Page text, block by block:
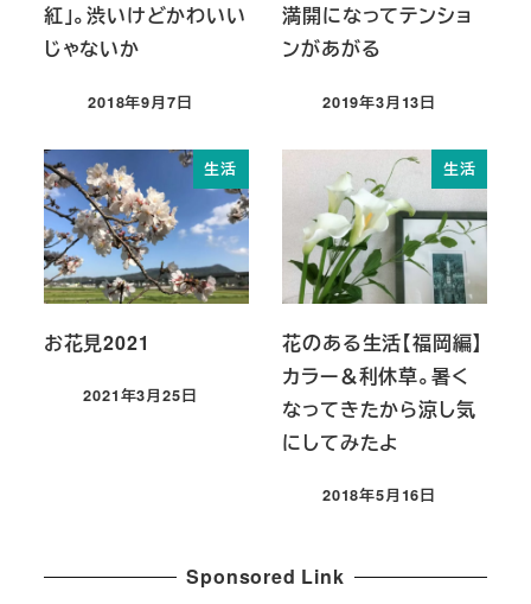
紅」。渋いけどかわいい
じゃないか
投稿日
2018年9月7日
満開になってテンショ
ンがあがる
投稿日
2019年3月13日
生活
お花見2021
投稿日
2021年3月25日
生活
花のある生活【福岡編】
カラー＆利休草。暑く
なってきたから涼し気
にしてみたよ
投稿日
2018年5月16日
Sponsored Link